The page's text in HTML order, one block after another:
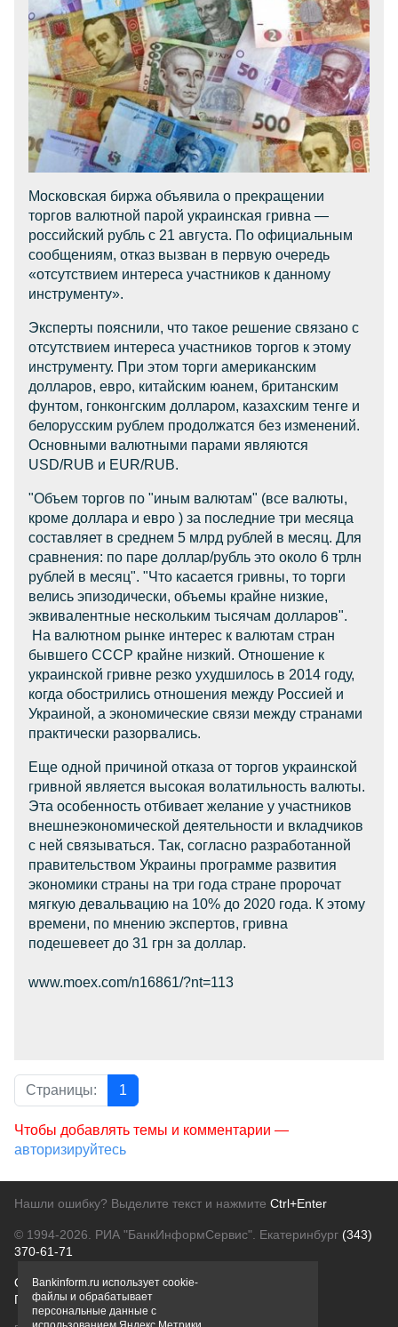
Московская биржа объявила о прекращении
торгов валютной парой украинская гривна —
российский рубль с 21 августа. По официальным
сообщениям, отказ вызван в первую очередь
«отсутствием интереса участников к данному
инструменту».
Эксперты пояснили, что такое решение связано с
отсутствием интереса участников торгов к этому
инструменту. При этом торги американским
долларов, евро, китайским юанем, британским
фунтом, гонконгским долларом, казахским тенге и
белорусским рублем продолжатся без изменений.
Основными валютными парами являются
USD/RUB и EUR/RUB.
"Объем торгов по "иным валютам" (все валюты,
кроме доллара и евро ) за последние три месяца
составляет в среднем 5 млрд рублей в месяц. Для
сравнения: по паре доллар/рубль это около 6 трлн
рублей в месяц". "Что касается гривны, то торги
велись эпизодически, объемы крайне низкие,
эквивалентные нескольким тысячам долларов".
На валютном рынке интерес к валютам стран
бывшего СССР крайне низкий. Отношение к
украинской гривне резко ухудшилось в 2014 году,
когда обострились отношения между Россией и
Украиной, а экономические связи между странами
практически разорвались.
Еще одной причиной отказа от торгов украинской
гривной является высокая волатильность валюты.
Эта особенность отбивает желание у участников
внешнеэкономической деятельности и вкладчиков
с ней связываться. Так, согласно разработанной
правительством Украины программе развития
экономики страны на три года стране пророчат
мягкую девальвацию на 10% до 2020 года. К этому
времени, по мнению экспертов, гривна
подешевеет до 31 грн за доллар.
www.moex.com/n16861/?nt=113
Страницы: 1
Чтобы добавлять темы и комментарии —
авторизируйтесь
Нашли ошибку? Выделите текст и нажмите Ctrl+Enter
© 1994-2026. РИА "БанкИнформСервис". Екатеринбург (343)
370-61-71
О проектеПолитика конфиденциальности
Правовая информацияДля рекламодателей
Bankinform.ru использует cookie-
файлы и обрабатывает
персональные данные с